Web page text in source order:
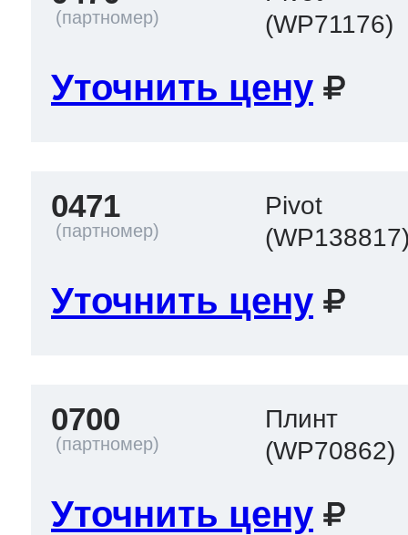
(WP71176)
Уточнить цену
0471
Pivot
Уточнить цену
0700
Плинт
(WP70862)
Уточнить цену